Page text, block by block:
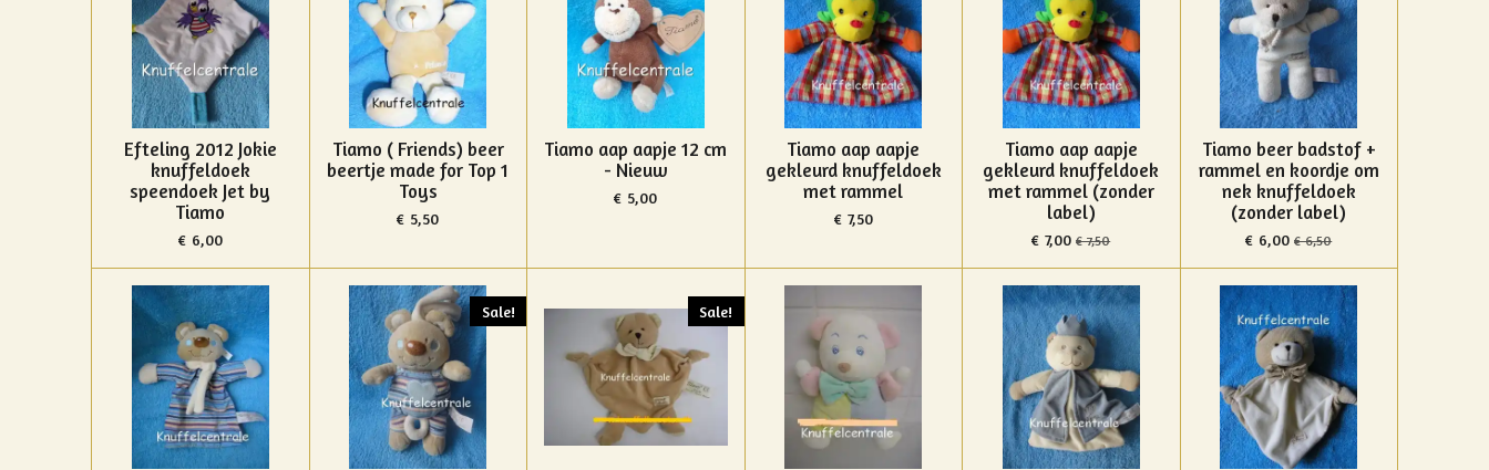
Efteling 2012 Jokie
knuffeldoek
speendoek Jet by
Tiamo
€ 6,00
Tiamo ( Friends) beer
beertje made for Top 1
Toys
€ 5,50
Tiamo aap aapje 12 cm
- Nieuw
€ 5,00
Tiamo aap aapje
gekleurd knuffeldoek
met rammel
€ 7,50
Tiamo aap aapje
gekleurd knuffeldoek
met rammel (zonder
label)
€ 7,00 € 7,50
Tiamo beer badstof +
rammel en koordje om
nek knuffeldoek
(zonder label)
€ 6,00 € 6,50
Sale! Sale!